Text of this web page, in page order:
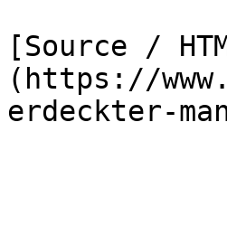
[Source /
(https://